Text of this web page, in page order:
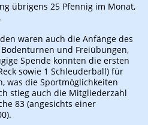
übrigens 25 Pfennig im Monat,
waren auch die Anfänge des
und Freiübungen,
Spende konnten die ersten
sowie 1 Schleuderball) für
was die Sportmöglichkeiten
stieg auch die Mitgliederzahl
83 (angesichts einer